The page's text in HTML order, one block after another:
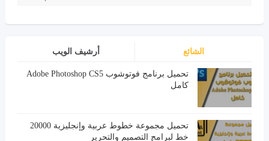
الشائع أرشيف الويب
تحميل برنامج فوتوشوب Adobe Photoshop CS5
كامل
تحميل مجموعة خطوط عربية وإنجليزية 20000
خط لبرامج التصميم والتحرير